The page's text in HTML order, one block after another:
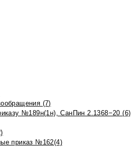
(7)
№189н(1н), СанПин 2.1368−20 (6)
приказ №162(4)